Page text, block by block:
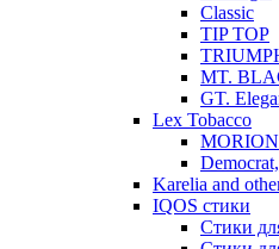
Classic
TIP TOP
MT.
GT.
Lex Tobacco
MORION
Karelia and
IQOS стики
Стики